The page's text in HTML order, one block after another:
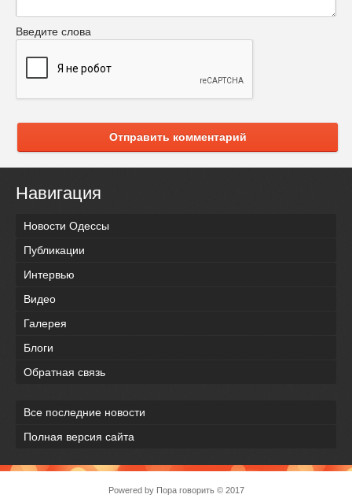
Введите слова
Отправить комментарий
Навигация
Новости Одессы
Публикации
Интервью
Видео
Галерея
Блоги
Обратная связь
Все последние новости
Полная версия сайта
Powered by Пора говорить© 2017